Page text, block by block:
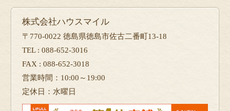
株式会社ハウスマイル
〒770-0022 徳島県徳島市佐古二番町13-18
TEL : 088-652-3016
FAX : 088-652-3018
営業時間：10:00～19:00
定休日：水曜日